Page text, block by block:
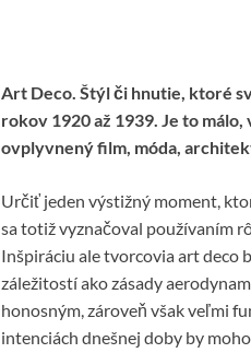
Art Deco. Štýl či hnutie, ktoré
rokov 1920 až 1939. Je to
ovplyvnený film, móda,
Určiť jeden výstižný moment,
sa totiž vyznačoval používaním
Inšpiráciu ale tvorcovia art deco
záležitostí ako zásady
honosným, zároveň však veľmi
intenciách dnešnej doby by